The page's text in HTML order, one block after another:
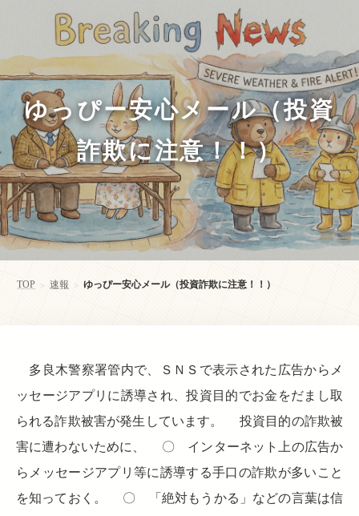
ゆっぴー安心メール（投資
詐欺に注意！！）
TOP > 速報 > ゆっぴー安心メール（投資詐欺に注意！！）
多良木警察署管内で、ＳＮＳで表示された広告からメ
ッセージアプリに誘導され、投資目的でお金をだまし取
られる詐欺被害が発生しています。 投資目的の詐欺被
害に遭わないために、 〇 インターネット上の広告か
らメッセージアプリ等に誘導する手口の詐欺が多いこと
を知っておく。 〇 「絶対もうかる」などの言葉は信